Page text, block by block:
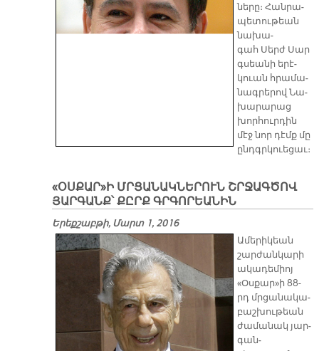
նե­րը։ Հան­րա­
պե­տու­թեան
նա­խա­
գահ Սերժ Սար
գ­սեա­նի ե­րէ­
կուան հրա­մա­
նագ­րե­րով Նա­
խա­րա­րաց
խոր­հուր­դին
մէջ նոր դէմք մը
ընդգր­կուե­ցաւ։
«ՕՍՔԱՐ»Ի ՄՐՑԱՆԱԿՆԵՐՈՒՆ ՇՐՋԱԳԾՈՎ
ՅԱՐԳԱՆՔ՝ ՔԸՐՔ ԳՐԳՈՐԵԱՆԻՆ
Երեքշաբթի, Մարտ 1, 2016
Ա­մե­րի­կեան
շար­ժան­կա­րի
ա­կա­դե­միոյ
«Օս­քար»ի 88-
րդ մր­ցա­նա­կա­
բաշ­խու­թեան
ժա­մա­նակ յար­
գան­